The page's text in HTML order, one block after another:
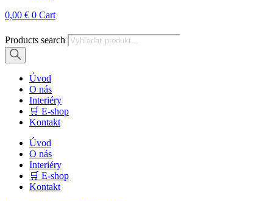
0,00 € 0 Cart
Products search
Úvod
O nás
Interiéry
🛒 E-shop
Kontakt
Úvod
O nás
Interiéry
🛒 E-shop
Kontakt